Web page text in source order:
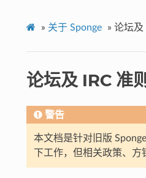
» 关于 Sponge » 论坛及
论坛及 IRC 准
警告
本文档是针对旧版
下工作，但相关政策、